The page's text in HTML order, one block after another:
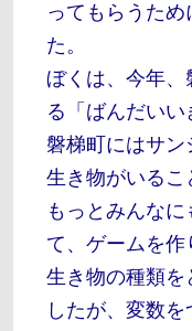
ってもらうた
た。
ぼくは、今年
る「ばんだいい
磐梯町にはサ
生き物がいるこ
もっとみんな
て、ゲームを作
生き物の種類を
したが、変数